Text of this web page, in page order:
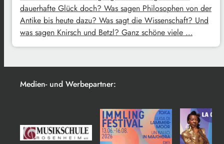
dauerhafte Glück doch? Was sagen Philosophen von der
Antike bis heute dazu? Was sagt die Wissenschaft? Und
was sagen Knirsch und Betzl? Ganz schöne viele …
Medien- und Werbepartner: